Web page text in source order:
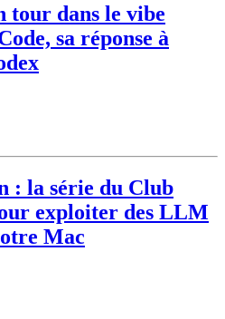
tour dans le vibe
sa réponse à
: la série du Club
exploiter des LLM
Mac